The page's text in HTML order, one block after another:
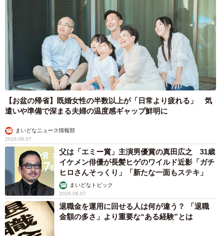
【お盆の帰省】既婚女性の半数以上が「日常より疲れる」 気
遣いや準備で深まる夫婦の温度感ギャップ鮮明に
まいどなニュース情報部
2026.08.07
父は「エミー賞」主演男優賞の真田広之 31歳
イケメン俳優が長髪ヒゲのワイルド近影「ガチ
ヒロさんそっくり」「新たな一面もステキ」
まいどなトピック
2026.08.07
退職金を運用に回せる人は何が違う？ 「退職
金額の多さ」より重要な“ある経験”とは